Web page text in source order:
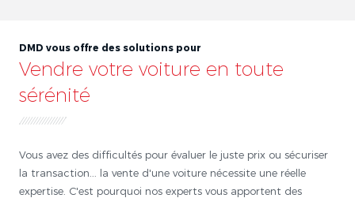
DMD vous offre des solutions pour
Vendre votre voiture en toute
sérénité
Vous avez des difficultés pour évaluer le juste prix ou sécuriser
la transaction... la vente d'une voiture nécessite une réelle
expertise. C'est pourquoi nos experts vous apportent des